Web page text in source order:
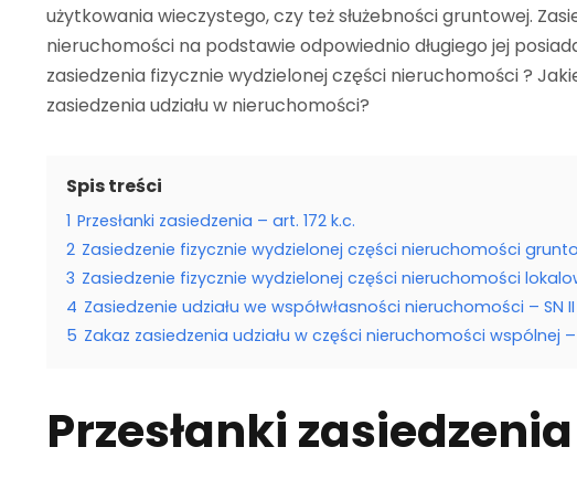
użytkowania wieczystego, czy też służebności gruntowej.
nieruchomości na podstawie odpowiednio długiego jej
zasiedzenia fizycznie wydzielonej części nieruchomości ?
zasiedzenia udziału w nieruchomości?
Spis treści
1 Przesłanki zasiedzenia – art. 172 k.c.
2 Zasiedzenie fizycznie wydzielonej części nieruchomości
3 Zasiedzenie fizycznie wydzielonej części nieruchomości
4 Zasiedzenie udziału we współwłasności nieruchomości – SN II
5 Zakaz zasiedzenia udziału w części nieruchomości wspólnej –
Przesłanki